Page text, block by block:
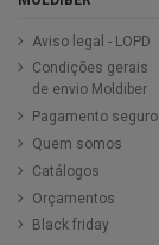
Aviso legal - LOPD
Condições gerais
de envio Moldiber
Pagamento seguro
Quem somos
Catálogos
Orçamentos
Black friday